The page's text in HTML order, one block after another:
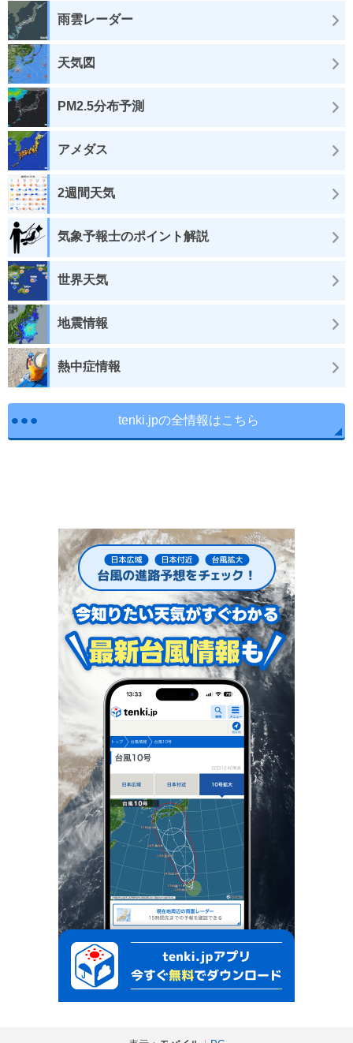
雨雲レーダー
天気図
PM2.5分布予測
アメダス
2週間天気
気象予報士のポイント解説
世界天気
地震情報
熱中症情報
tenki.jpの全情報はこちら